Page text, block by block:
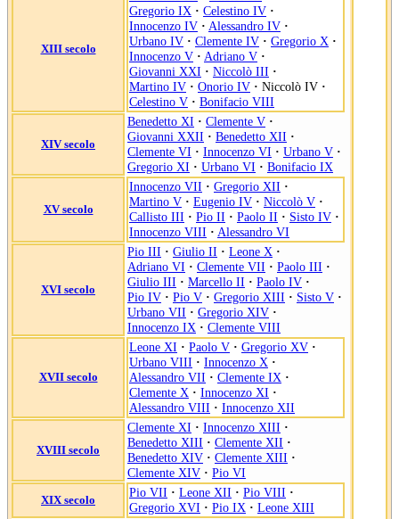
XIII secolo
Gregorio IX · Celestino IV ·
Innocenzo IV · Alessandro IV ·
Urbano IV · Clemente IV · Gregorio X ·
Innocenzo V · Adriano V ·
Giovanni XXI · Niccolò III ·
Martino IV · Onorio IV · Niccolò IV ·
Celestino V · Bonifacio VIII
XIV secolo
Benedetto XI · Clemente V ·
Giovanni XXII · Benedetto XII ·
Clemente VI · Innocenzo VI · Urbano V ·
Gregorio XI · Urbano VI · Bonifacio IX
XV secolo
Innocenzo VII · Gregorio XII ·
Martino V · Eugenio IV · Niccolò V ·
Callisto III · Pio II · Paolo II · Sisto IV ·
Innocenzo VIII · Alessandro VI
XVI secolo
Pio III · Giulio II · Leone X ·
Adriano VI · Clemente VII · Paolo III ·
Giulio III · Marcello II · Paolo IV ·
Pio IV · Pio V · Gregorio XIII · Sisto V ·
Urbano VII · Gregorio XIV ·
Innocenzo IX · Clemente VIII
XVII secolo
Leone XI · Paolo V · Gregorio XV ·
Urbano VIII · Innocenzo X ·
Alessandro VII · Clemente IX ·
Clemente X · Innocenzo XI ·
Alessandro VIII · Innocenzo XII
XVIII secolo
Clemente XI · Innocenzo XIII ·
Benedetto XIII · Clemente XII ·
Benedetto XIV · Clemente XIII ·
Clemente XIV · Pio VI
XIX secolo
Pio VII · Leone XII · Pio VIII ·
Gregorio XVI · Pio IX · Leone XIII